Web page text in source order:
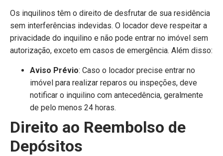
Os inquilinos têm o direito de desfrutar de sua residência
sem interferências indevidas. O locador deve respeitar a
privacidade do inquilino e não pode entrar no imóvel sem
autorização, exceto em casos de emergência. Além disso:
Aviso Prévio: Caso o locador precise entrar no
imóvel para realizar reparos ou inspeções, deve
notificar o inquilino com antecedência, geralmente
de pelo menos 24 horas.
Direito ao Reembolso de
Depósitos